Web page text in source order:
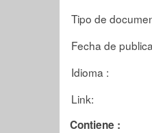
Tipo de
Fecha de
Idioma :
Link:
Contiene :